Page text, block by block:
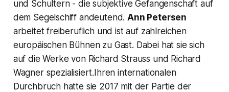
und Schultern - die subjektive Gefangenschaft auf
dem Segelschiff andeutend.Ann Petersen
arbeitet freiberuflich und ist auf zahlreichen
europäischen Bühnen zu Gast. Dabei hat sie sich
auf die Werke von Richard Strauss und Richard
Wagner spezialisiert.Ihren internationalen
Durchbruch hatte sie 2017 mit der Partie der